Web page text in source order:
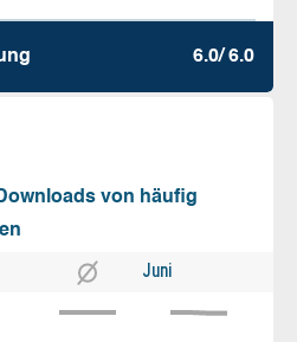
6.0/ 6.0
von häufig
Juni